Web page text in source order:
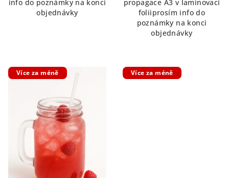
info do poznámky na konci
objednávky
hvězdiček.
propagace A3 v laminovací
foliiprosím info do
poznámky na konci
objednávky
Více za méně Více za méně